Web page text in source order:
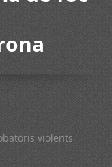
violents